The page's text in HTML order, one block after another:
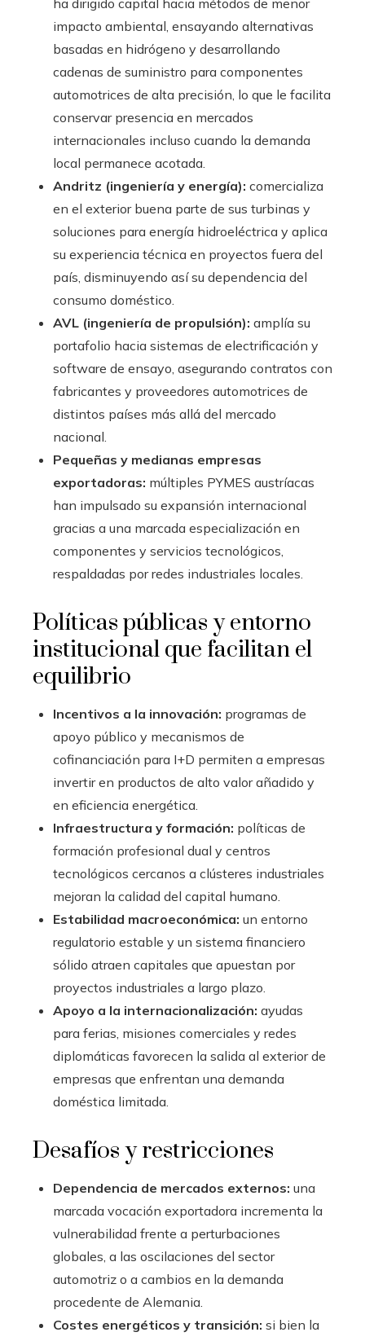
ha dirigido capital hacia métodos de menor
impacto ambiental, ensayando alternativas
basadas en hidrógeno y desarrollando
cadenas de suministro para componentes
automotrices de alta precisión, lo que le facilita
conservar presencia en mercados
internacionales incluso cuando la demanda
local permanece acotada.
Andritz (ingeniería y energía): comercializa
en el exterior buena parte de sus turbinas y
soluciones para energía hidroeléctrica y aplica
su experiencia técnica en proyectos fuera del
país, disminuyendo así su dependencia del
consumo doméstico.
AVL (ingeniería de propulsión): amplía su
portafolio hacia sistemas de electrificación y
software de ensayo, asegurando contratos con
fabricantes y proveedores automotrices de
distintos países más allá del mercado
nacional.
Pequeñas y medianas empresas
exportadoras: múltiples PYMES austríacas
han impulsado su expansión internacional
gracias a una marcada especialización en
componentes y servicios tecnológicos,
respaldadas por redes industriales locales.
Políticas públicas y entorno
institucional que facilitan el
equilibrio
Incentivos a la innovación: programas de
apoyo público y mecanismos de
cofinanciación para I+D permiten a empresas
invertir en productos de alto valor añadido y
en eficiencia energética.
Infraestructura y formación: políticas de
formación profesional dual y centros
tecnológicos cercanos a clústeres industriales
mejoran la calidad del capital humano.
Estabilidad macroeconómica: un entorno
regulatorio estable y un sistema financiero
sólido atraen capitales que apuestan por
proyectos industriales a largo plazo.
Apoyo a la internacionalización: ayudas
para ferias, misiones comerciales y redes
diplomáticas favorecen la salida al exterior de
empresas que enfrentan una demanda
doméstica limitada.
Desafíos y restricciones
Dependencia de mercados externos: una
marcada vocación exportadora incrementa la
vulnerabilidad frente a perturbaciones
globales, a las oscilaciones del sector
automotriz o a cambios en la demanda
procedente de Alemania.
Costes energéticos y transición: si bien la